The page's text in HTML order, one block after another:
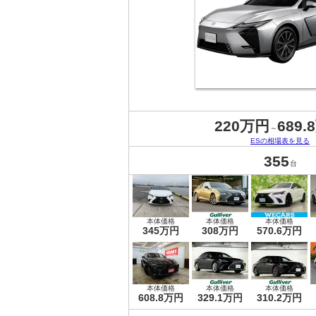
220万円 ～
ESの相場表を見る
355 台
本体価格
345万円
本体価格
308万円
本体価格
570.6万円
本体価格
608.8万円
本体価格
329.1万円
本体価格
310.2万円